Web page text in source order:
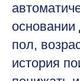
пол,
история